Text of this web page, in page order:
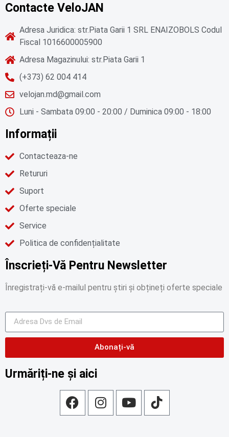
Contacte VeloJAN
Adresa Juridica: str.Piata Garii 1 SRL ENAIZOBOLS Codul
Fiscal 1016600005900
Adresa Magazinului: str.Piata Garii 1
(+373) 62 004 414
velojan.md@gmail.com
Luni - Sambata 09:00 - 20:00 / Duminica 09:00 - 18:00
Informații
Contacteaza-ne
Retururi
Suport
Oferte speciale
Service
Politica de confidențialitate
Înscrieți-Vă Pentru Newsletter
Înregistrați-vă e-mailul pentru știri și obțineți oferte speciale
Abonați-vă
Urmăriți-ne și aici